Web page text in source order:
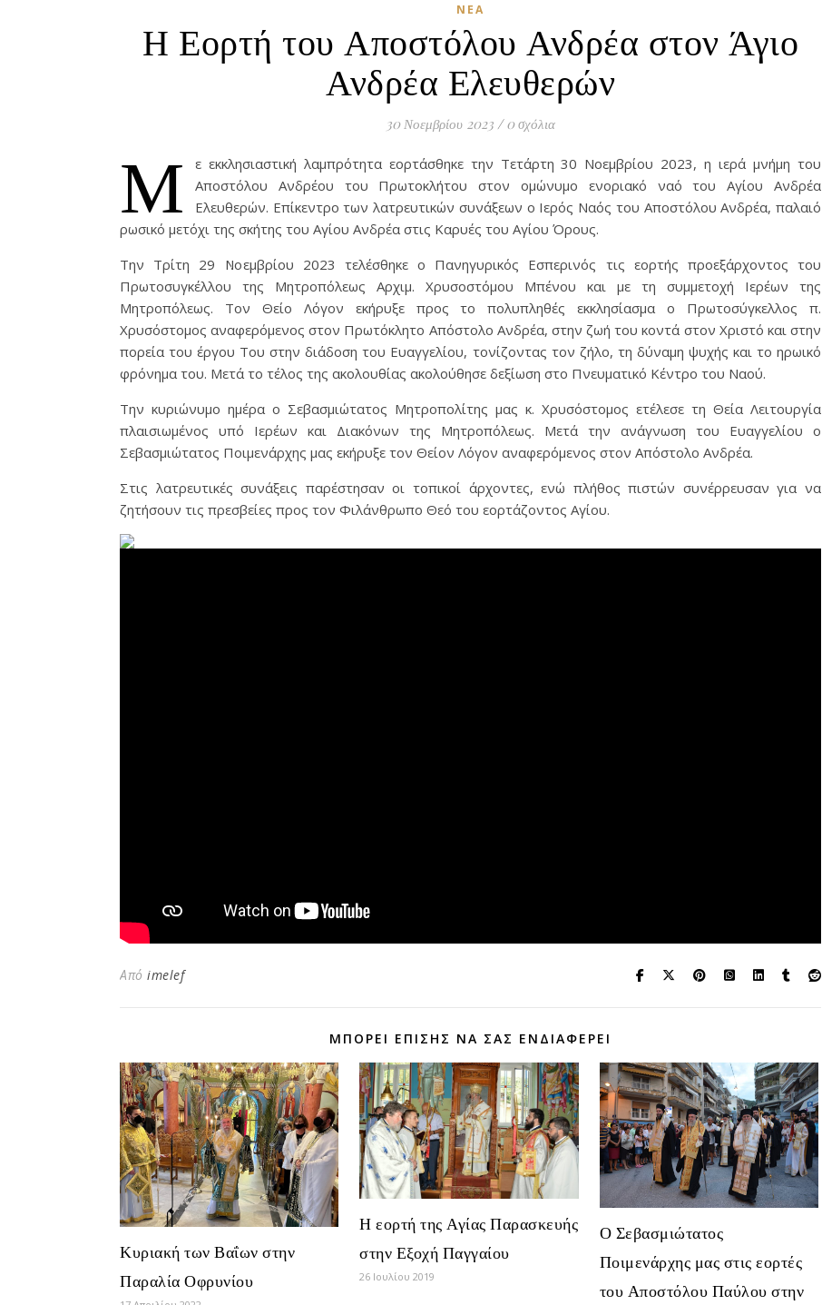
ΝΈΑ
Η Εορτή του Αποστόλου Ανδρέα στον Άγιο
Ανδρέα Ελευθερών
30 Νοεμβρίου 2023 / 0 σχόλια
Μ
ε εκκλησιαστική λαμπρότητα εορτάσθηκε την Τετάρτη 30 Νοεμβρίου 2023, η ιερά μνήμη του
Αποστόλου Ανδρέου του Πρωτοκλήτου στον ομώνυμο ενοριακό ναό του Αγίου Ανδρέα
Ελευθερών. Επίκεντρο των λατρευτικών συνάξεων ο Ιερός Ναός του Αποστόλου Ανδρέα, παλαιό
ρωσικό μετόχι της σκήτης του Αγίου Ανδρέα στις Καρυές του Αγίου Όρους.
Την Τρίτη 29 Νοεμβρίου 2023 τελέσθηκε ο Πανηγυρικός Εσπερινός τις εορτής προεξάρχοντος του
Πρωτοσυγκέλλου της Μητροπόλεως Αρχιμ. Χρυσοστόμου Μπένου και με τη συμμετοχή Ιερέων της
Μητροπόλεως. Τον Θείο Λόγον εκήρυξε προς το πολυπληθές εκκλησίασμα ο Πρωτοσύγκελλος π.
Χρυσόστομος αναφερόμενος στον Πρωτόκλητο Απόστολο Ανδρέα, στην ζωή του κοντά στον Χριστό και στην
πορεία του έργου Του στην διάδοση του Ευαγγελίου, τονίζοντας τον ζήλο, τη δύναμη ψυχής και το ηρωικό
φρόνημα του. Μετά το τέλος της ακολουθίας ακολούθησε δεξίωση στο Πνευματικό Κέντρο του Ναού.
Την κυριώνυμο ημέρα ο Σεβασμιώτατος Μητροπολίτης μας κ. Χρυσόστομος ετέλεσε τη Θεία Λειτουργία
πλαισιωμένος υπό Ιερέων και Διακόνων της Μητροπόλεως. Μετά την ανάγνωση του Ευαγγελίου ο
Σεβασμιώτατος Ποιμενάρχης μας εκήρυξε τον Θείον Λόγον αναφερόμενος στον Απόστολο Ανδρέα.
Στις λατρευτικές συνάξεις παρέστησαν οι τοπικοί άρχοντες, ενώ πλήθος πιστών συνέρρευσαν για να
ζητήσουν τις πρεσβείες προς τον Φιλάνθρωπο Θεό του εορτάζοντος Αγίου.
Από imelef
ΜΠΟΡΕΊ ΕΠΊΣΗΣ ΝΑ ΣΑΣ ΕΝΔΙΑΦΈΡΕΙ
Κυριακή των Βαΐων στην
Παραλία Οφρυνίου
Η εορτή της Αγίας Παρασκευής
στην Εξοχή Παγγαίου
26 Ιουλίου 2019
Ο Σεβασμιώτατος
Ποιμενάρχης μας στις εορτές
του Αποστόλου Παύλου στην